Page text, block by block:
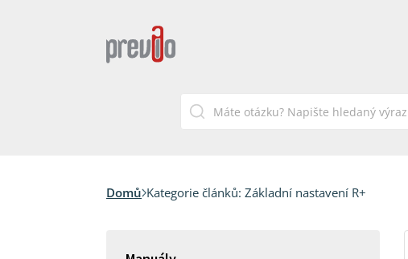
Domů Kategorie článků: Základní nastavení R+